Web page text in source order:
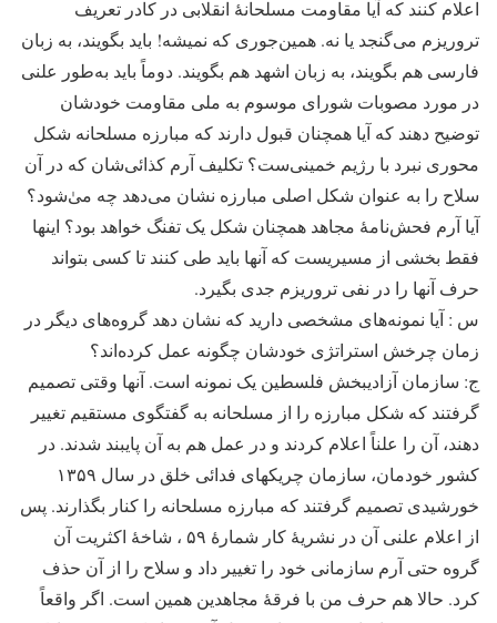
اعلام کنند که آیا مقاومت مسلحانۀ انقلابی در کادر تعریف
تروریزم می‌گنجد یا نه. همین‌جوری که نمیشه! باید بگویند، به زبان
فارسی هم بگویند، به زبان اشهد هم بگویند. دوماً باید به‌طور علنی
در مورد مصوبات شورای موسوم به ملی مقاومت خودشان
توضیح دهند که آیا همچنان قبول دارند که مبارزه مسلحانه شکل
محوری نبرد با رژیم خمینی‌ست؟ تکلیف آرم کذائی‌شان که در آن
سلاح را به عنوان شکل اصلی مبارزه نشان می‌دهد چه مىٰ‌شود؟‌
آیا آرم فحش‌نامۀ مجاهد همچنان شکل یک تفنگ خواهد بود؟ اینها
فقط بخشی از مسیر‌یست که آنها باید طی کنند تا کسی بتواند
حرف آنها را در نفی تروریزم جدی بگیرد.
س : آیا نمونه‌های مشخصی دارید که نشان دهد گروه‌های دیگر در
زمان چرخش استراتژی خودشان چگونه عمل کرده‌اند؟
ج: سازمان آزادیبخش فلسطین یک نمونه است. آنها وقتی تصمیم
گرفتند که شکل مبارزه را از مسلحانه به گفتگوی مستقیم تغییر
دهند، آن را علناً اعلام کردند و در عمل هم به آن پایبند شدند. در
کشور خودمان، سازمان چریکهای فدائی خلق در سال ۱۳۵۹
خورشیدی تصمیم گرفتند که مبارزه مسلحانه را کنار بگذارند. پس
از اعلام علنی آن در نشریۀ کار شمارۀ ۵۹ ، شاخۀ اکثریت آن
گروه حتی آرم سازمانی خود را تغییر داد و سلاح را از آن حذف
کرد. حالا هم حرف من با فرقۀ مجاهدین همین است. اگر واقعاً